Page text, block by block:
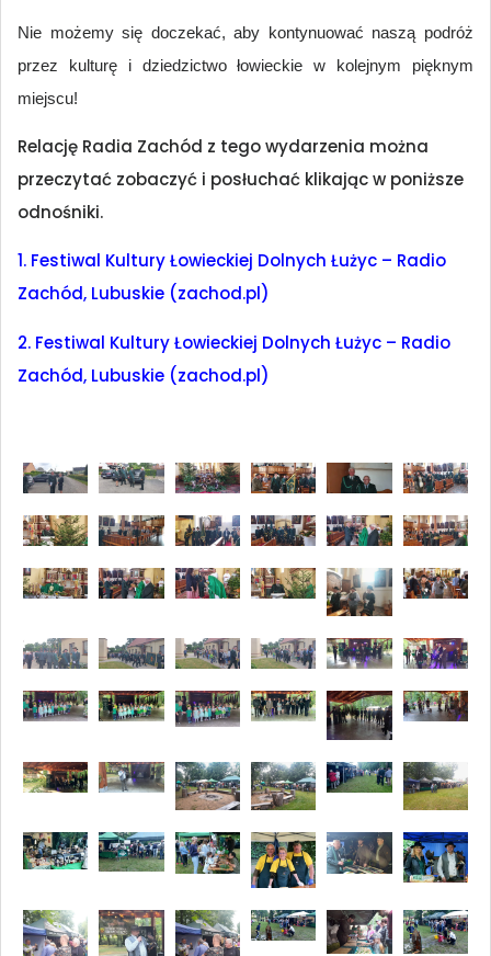
Nie możemy się doczekać, aby kontynuować naszą podróż
przez kulturę i dziedzictwo łowieckie w kolejnym pięknym
miejscu!
Relację Radia Zachód z tego wydarzenia można
przeczytać zobaczyć i posłuchać klikając w poniższe
odnośniki.
1. Festiwal Kultury Łowieckiej Dolnych Łużyc – Radio
Zachód, Lubuskie (zachod.pl)
2. Festiwal Kultury Łowieckiej Dolnych Łużyc – Radio
Zachód, Lubuskie (zachod.pl)